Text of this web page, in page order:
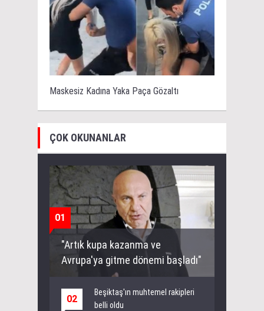
Maskesiz Kadına Yaka Paça Gözaltı
ÇOK OKUNANLAR
01
"Artık kupa kazanma ve
Avrupa'ya gitme dönemi başladı"
02
Beşiktaş'ın muhtemel rakipleri
belli oldu